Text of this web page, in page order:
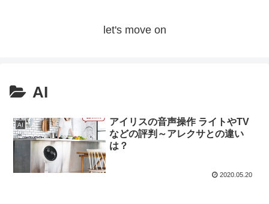
let's move on
AI
AI
アイリスの音声操作 ライトやTV
などの評判～アレクサとの違い
は？
2020.05.20